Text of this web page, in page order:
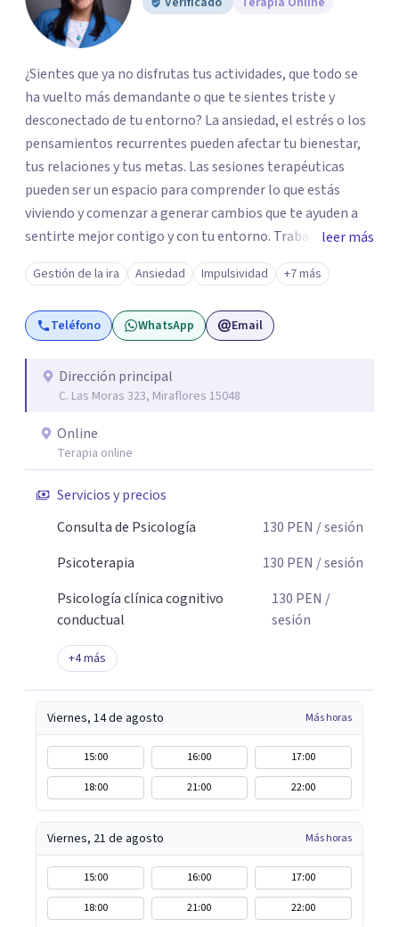
¿Sientes que ya no disfrutas tus actividades, que todo se
ha vuelto más demandante o que te sientes triste y
desconectado de tu entorno? La ansiedad, el estrés o los
pensamientos recurrentes pueden afectar tu bienestar,
tus relaciones y tus metas. Las sesiones terapéuticas
pueden ser un espacio para comprender lo que estás
viviendo y comenzar a generar cambios que te ayuden a
sentirte mejor contigo y con tu entorno. Trabajo desde
un enfoque integrador con técnicas Cognitivo-
Conductuales, Arteterapia Gestalt y Terapia de Familia y
Pareja, adaptando cada proceso a tus necesidades.
Acompaño a adultos que atraviesan ansiedad, depresión,
motivación y otras situaciones que interfieren en su vida
personal, familiar, laboral o social. Si deseas iniciar este
leer más
Gestión de la ira Ansiedad Impulsividad +7 más
Teléfono WhatsApp Email
Dirección principal
C. Las Moras 323, Miraflores 15048
Online
Terapia online
Servicios y precios
Consulta de Psicología
130 PEN / sesión
Psicoterapia
130 PEN / sesión
Psicología clínica cognitivo
conductual
130 PEN /
sesión
+4más
Viernes, 14 de agosto Más horas
15:00 16:00
17:00
18:00
21:00 22:00
Viernes, 21 de agosto Más horas
15:00 16:00
17:00
18:00
21:00 22:00